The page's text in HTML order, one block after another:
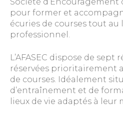
pour former et
écuries de courses tout
professionnel.
L’AFASEC dispose de sept
réservées prioritairement
de courses. Idéalement
d’entraînement et de
lieux de vie adaptés à leur